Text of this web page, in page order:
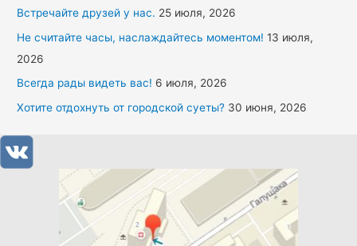
Встречайте друзей у нас. 25 июля, 2026
Не считайте часы, наслаждайтесь моментом! 13 июля,
2026
Всегда рады видеть вас! 6 июля, 2026
Хотите отдохнуть от городской суеты? 30 июня, 2026